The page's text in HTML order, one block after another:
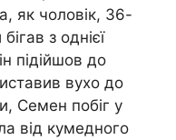
як чоловік, 36-
з однієї
підійшов до
вухо до
Семен побіг у
від кумедного